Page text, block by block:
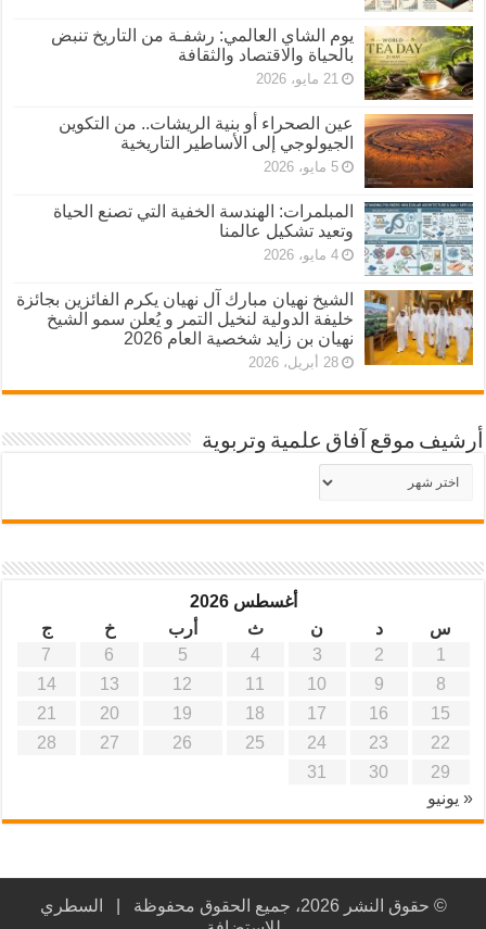
يوم الشاي العالمي: رشفـة من التاريخ تنبض
بالحياة والاقتصاد والثقافة
21 مايو، 2026
عين الصحراء أو بنية الريشات.. من التكوين
الجيولوجي إلى الأساطير التاريخية
5 مايو، 2026
المبلمرات: الهندسة الخفية التي تصنع الحياة
وتعيد تشكيل عالمنا
4 مايو، 2026
الشيخ نهيان مبارك آل نهيان يكرم الفائزين بجائزة
خليفة الدولية لنخيل التمر و يُعلن سمو الشيخ
نهيان بن زايد شخصية العام 2026
28 أبريل، 2026
أرشيف موقع آفاق علمية وتربوية
أرشيف
موقع
آفاق
أغسطس 2026
س
د ن ث أرب خ
ج
1
2
3
4
5
6
7
8
9
10
11
12
13
14
15
16
17
18
19
20
21
22
23
24
25
26
27
28
29
30
31
« يونيو
© حقوق النشر 2026، جميع الحقوق محفوظة |
السطري